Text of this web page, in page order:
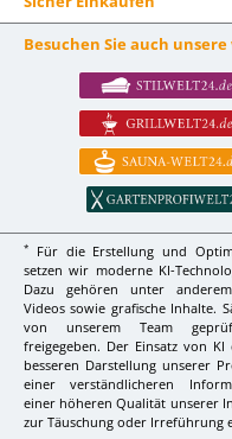
Besuchen Sie auch
*
Für die Erstellung und
setzen wir moderne KI-
Dazu gehören unter
Videos sowie grafische Inhalte.
von unserem Team
freigegeben. Der Einsatz von
besseren Darstellung unserer
einer verständlicheren
einer höheren Qualität unserer
zur Täuschung oder Irreführung